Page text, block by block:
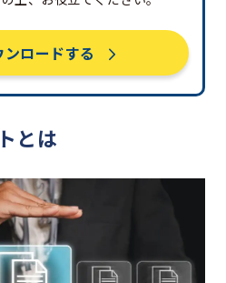
ロードする
とは